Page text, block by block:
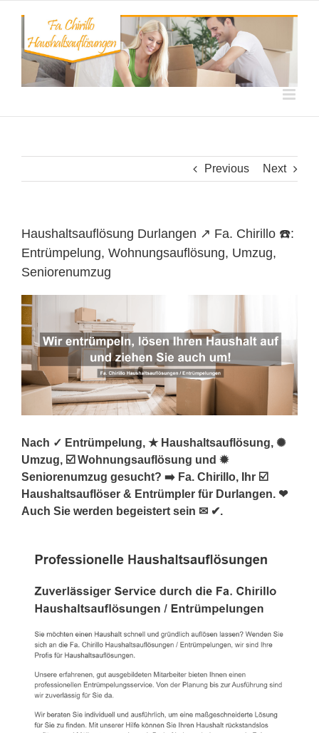
content
Previous Next
Haushaltsauflösung Durlangen ↗️ Fa. Chirillo ☎️:
Entrümpelung, Wohnungsauflösung, Umzug,
Seniorenumzug
Nach ✓ Entrümpelung, ★ Haushaltsauflösung, ✺
Umzug, ☑️ Wohnungsauflösung und ✹
Seniorenumzug gesucht? ➡️ Fa. Chirillo, Ihr ☑️
Haushaltsauflöser & Entrümpler für Durlangen. ❤
Auch Sie werden begeistert sein ✉ ✔.